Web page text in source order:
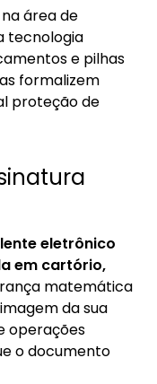
área de
tecnologia
e pilhas
formalizem
proteção de
eletrônico
em cartório,
matemática
da sua
operações
o documento